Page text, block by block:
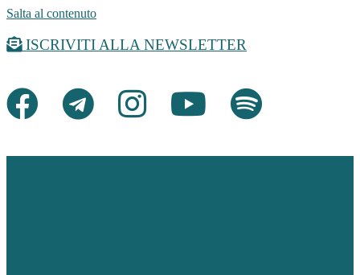
Salta al contenuto
ISCRIVITI ALLA NEWSLETTER